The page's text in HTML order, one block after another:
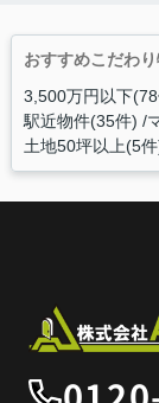
おすすめこだわ
3,500万円以下
駅近物件(35件)
土地50坪以上(5